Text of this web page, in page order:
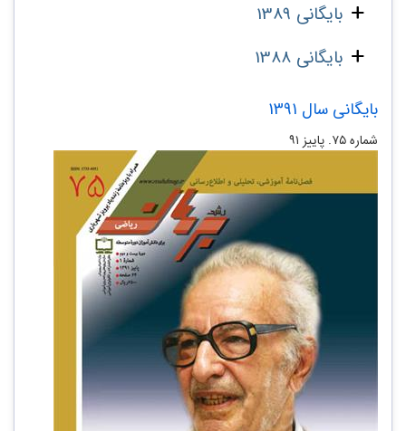
بایگانی 1389
بایگانی 1388
بایگانی سال 1391
شماره‌ ۷۵. پاییز ۹۱